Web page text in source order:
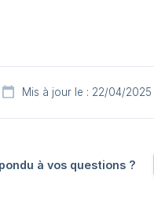
Mis à jour le : 22/04/2025
à vos questions ?